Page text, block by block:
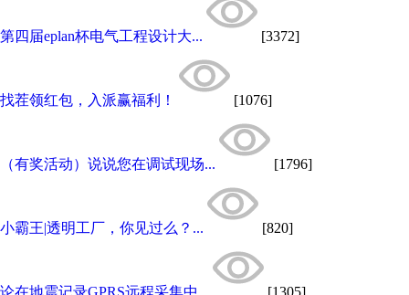
第四届eplan杯电气工程设计大... [3372]
找茬领红包，入派赢福利！ [1076]
（有奖活动）说说您在调试现场... [1796]
小霸王|透明工厂，你见过么？... [820]
论在地震记录GPRS远程采集中... [1305]